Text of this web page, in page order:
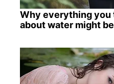
Why everything you
about water might